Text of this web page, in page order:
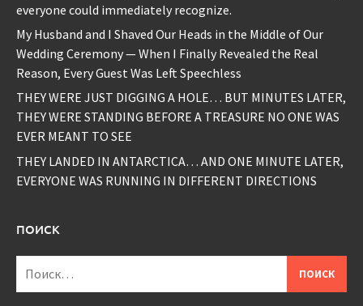
everyone could immediately recognize.
My Husband and I Shaved Our Heads in the Middle of Our
Wedding Ceremony — When I Finally Revealed the Real
Reason, Every Guest Was Left Speechless
THEY WERE JUST DIGGING A HOLE… BUT MINUTES LATER,
THEY WERE STANDING BEFORE A TREASURE NO ONE WAS
EVER MEANT TO SEE
THEY LANDED IN ANTARCTICA… AND ONE MINUTE LATER,
EVERYONE WAS RUNNING IN DIFFERENT DIRECTIONS
ПОИСК